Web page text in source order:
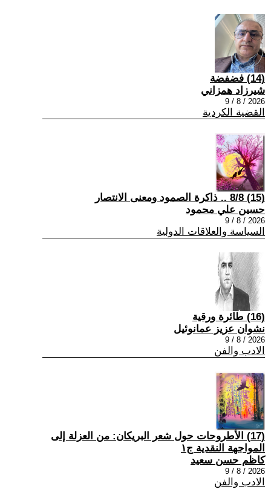
(14) فضفضة
شيرزاد همزاني
2026 / 8 / 9
القضية الكردية
(15) 8/8 .. ذاكرة الصمود ومعنى الانتصار
حسين علي محمود
2026 / 8 / 9
السياسة والعلاقات الدولية
(16) طائرة ورقية
نشوان عزيز عمانوئيل
2026 / 8 / 9
الادب والفن
(17) الأطروحات حول شعر البريكان: من العزلة إلى
المواجهة النقدية ج١
كاظم حسن سعيد
2026 / 8 / 9
الادب والفن